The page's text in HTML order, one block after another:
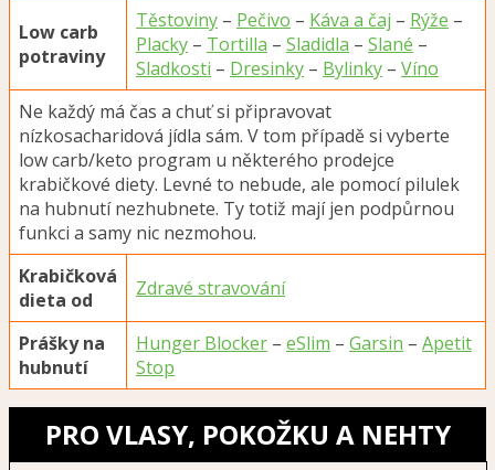
Low carb
potraviny
Těstoviny – Pečivo – Káva a čaj – Rýže –
Placky – Tortilla – Sladidla – Slané –
Sladkosti – Dresinky – Bylinky – Víno
Ne každý má čas a chuť si připravovat
nízkosacharidová jídla sám. V tom případě si vyberte
low carb/keto program u některého prodejce
krabičkové diety. Levné to nebude, ale pomocí pilulek
na hubnutí nezhubnete. Ty totiž mají jen podpůrnou
funkci a samy nic nezmohou.
Krabičková
dieta od
Zdravé stravování
Prášky na
hubnutí
Hunger Blocker – eSlim – Garsin – Apetit
Stop
PRO VLASY, POKOŽKU A NEHTY